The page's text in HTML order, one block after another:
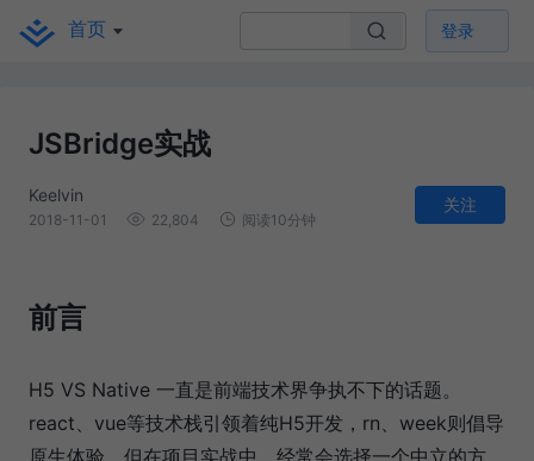
首页 登录
JSBridge实战
Keelvin
2018-11-01 22,804 阅读10分钟
关注
前言
H5 VS Native 一直是前端技术界争执不下的话题。
react、vue等技术栈引领着纯H5开发，rn、week则倡导
原生体验。但在项目实战中，经常会选择一个中立的方